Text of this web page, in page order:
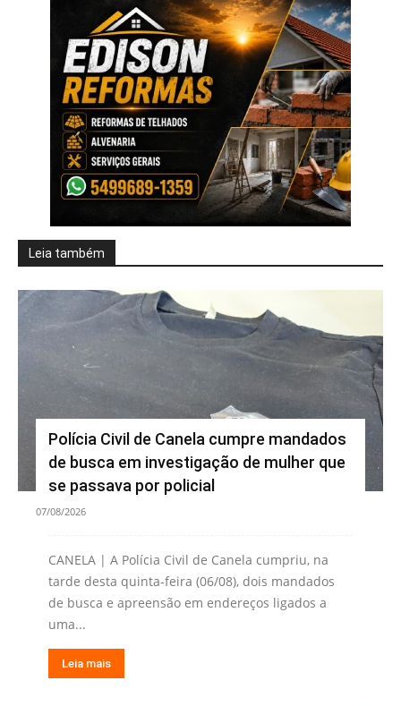
Leia também
Polícia Civil de Canela cumpre mandados
de busca em investigação de mulher que
se passava por policial
07/08/2026
CANELA | A Polícia Civil de Canela cumpriu, na
tarde desta quinta-feira (06/08), dois mandados
de busca e apreensão em endereços ligados a
uma...
Leia mais